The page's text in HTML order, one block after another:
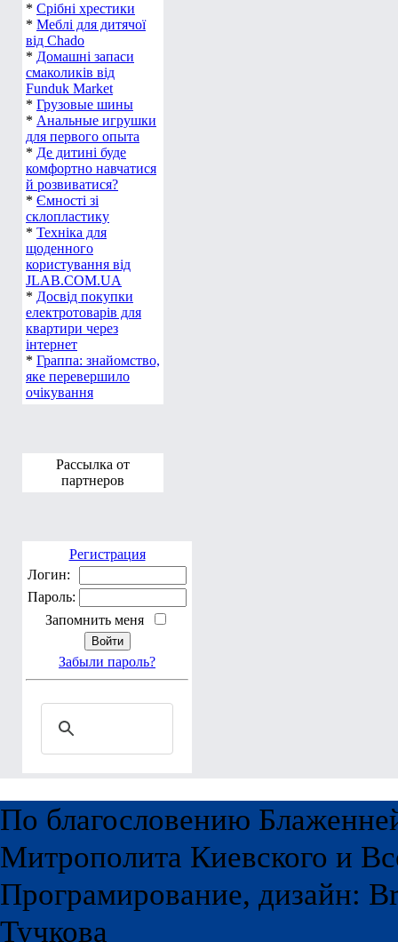
* Срібні хрестики
* Меблі для дитячої
від Chado
* Домашні запаси
смаколиків від
Funduk Market
* Грузовые шины
* Анальные игрушки
для первого опыта
* Де дитині буде
комфортно навчатися
й розвиватися?
* Ємності зі
склопластику
* Техніка для
щоденного
користування від
JLAB.COM.UA
* Досвід покупки
електротоварів для
квартири через
інтернет
* Граппа: знайомство,
яке перевершило
очікування
Рассылка от
партнеров
Регистрация
Логин:
Пароль:
Запомнить меня
Забыли пароль?
По благословению
Митрополита Киевского и
Програмирование, дизайн:
Тучкова